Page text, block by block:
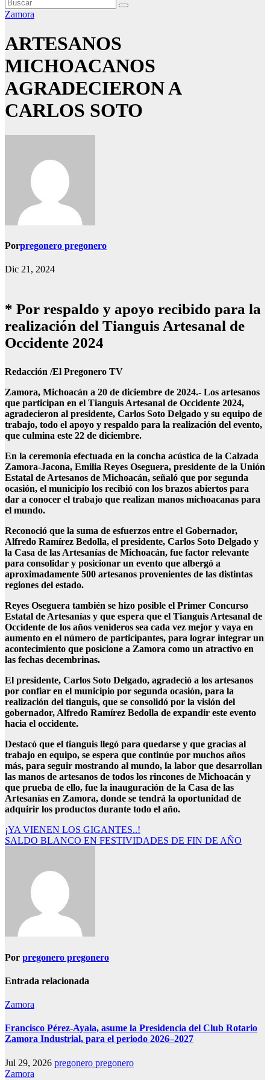
Zamora
ARTESANOS
MICHOACANOS
AGRADECIERON A
CARLOS SOTO
Porpregonero pregonero
Dic 21, 2024
* Por respaldo y apoyo recibido para la
realización del Tianguis Artesanal de
Occidente 2024
Redacción /El Pregonero TV
Zamora, Michoacán a 20 de diciembre de 2024.- Los artesanos
que participan en el Tianguis Artesanal de Occidente 2024,
agradecieron al presidente, Carlos Soto Delgado y su equipo de
trabajo, todo el apoyo y respaldo para la realización del evento,
que culmina este 22 de diciembre.
En la ceremonia efectuada en la concha acústica de la Calzada
Zamora-Jacona, Emilia Reyes Oseguera, presidente de la Unión
Estatal de Artesanos de Michoacán, señaló que por segunda
ocasión, el municipio los recibió con los brazos abiertos para
dar a conocer el trabajo que realizan manos michoacanas para
el mundo.
Reconoció que la suma de esfuerzos entre el Gobernador,
Alfredo Ramírez Bedolla, el presidente, Carlos Soto Delgado y
la Casa de las Artesanías de Michoacán, fue factor relevante
para consolidar y posicionar un evento que albergó a
aproximadamente 500 artesanos provenientes de las distintas
regiones del estado.
Reyes Oseguera también se hizo posible el Primer Concurso
Estatal de Artesanías y que espera que el Tianguis Artesanal de
Occidente de los años venideros sea cada vez mejor y vaya en
aumento en el número de participantes, para lograr integrar un
acontecimiento que posicione a Zamora como un atractivo en
las fechas decembrinas.
El presidente, Carlos Soto Delgado, agradeció a los artesanos
por confiar en el municipio por segunda ocasión, para la
realización del tianguis, que se consolidó por la visión del
gobernador, Alfredo Ramírez Bedolla de expandir este evento
hacia el occidente.
Destacó que el tianguis llegó para quedarse y que gracias al
trabajo en equipo, se espera que continúe por muchos años
más, para seguir mostrando al mundo, la labor que desarrollan
las manos de artesanos de todos los rincones de Michoacán y
que prueba de ello, fue la inauguración de la Casa de las
Artesanías en Zamora, donde se tendrá la oportunidad de
adquirir los productos durante todo el año.
Navegación
de
¡YA VIENEN LOS GIGANTES..!
SALDO BLANCO EN FESTIVIDADES DE FIN DE AÑO
Por pregonero pregonero
Entrada relacionada
Zamora
Francisco Pérez-Ayala, asume la Presidencia del Club Rotario
Zamora Industrial, para el periodo 2026–2027
Jul 29, 2026 pregonero pregonero
Zamora